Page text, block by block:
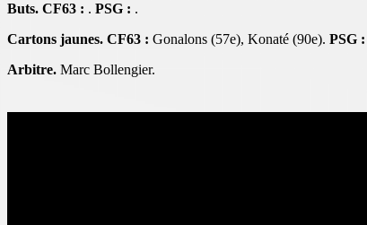
Buts. CF63 : . PSG : .
Cartons jaunes. CF63 : Gonalons (57e), Konaté (90e). PSG :
Arbitre. Marc Bollengier.